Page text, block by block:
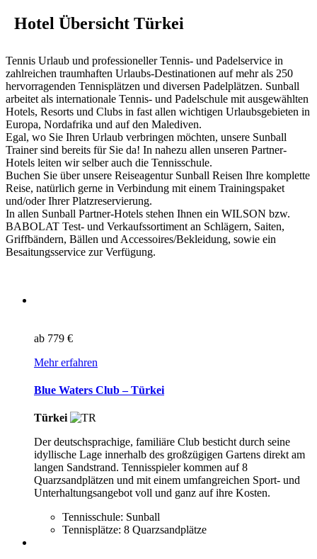
Hotel Übersicht Türkei
Tennis Urlaub und professioneller Tennis- und Padelservice in
zahlreichen traumhaften Urlaubs-Destinationen auf mehr als 250
hervorragenden Tennisplätzen und diversen Padelplätzen. Sunball
arbeitet als internationale Tennis- und Padelschule mit ausgewählten
Hotels, Resorts und Clubs in fast allen wichtigen Urlaubsgebieten in
Europa, Nordafrika und auf den Malediven.
Egal, wo Sie Ihren Urlaub verbringen möchten, unsere Sunball
Trainer sind bereits für Sie da! In nahezu allen unseren Partner-
Hotels leiten wir selber auch die Tennisschule.
Buchen Sie über unsere Reiseagentur Sunball Reisen Ihre komplette
Reise, natürlich gerne in Verbindung mit einem Trainingspaket
und/oder Ihrer Platzreservierung.
In allen Sunball Partner-Hotels stehen Ihnen ein WILSON bzw.
BABOLAT Test- und Verkaufssortiment an Schlägern, Saiten,
Griffbändern, Bällen und Accessoires/Bekleidung, sowie ein
Besaitungsservice zur Verfügung.
ab 779 €
Mehr erfahren
Blue Waters Club – Türkei
Türkei
Der deutschsprachige, familiäre Club besticht durch seine
idyllische Lage innerhalb des großzügigen Gartens direkt am
langen Sandstrand. Tennisspieler kommen auf 8
Quarzsandplätzen und mit einem umfangreichen Sport- und
Unterhaltungsangebot voll und ganz auf ihre Kosten.
Tennisschule: Sunball
Tennisplätze: 8 Quarzsandplätze